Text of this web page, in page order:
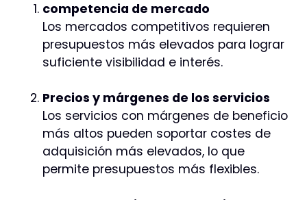
competencia de mercado
Los mercados competitivos requieren
presupuestos más elevados para lograr
suficiente visibilidad e interés.
Precios y márgenes de los servicios
Los servicios con márgenes de beneficio
más altos pueden soportar costes de
adquisición más elevados, lo que
permite presupuestos más flexibles.